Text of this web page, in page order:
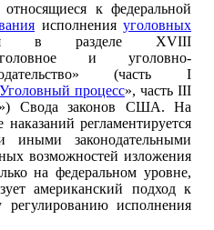
к федеральной
исполнения уголовных
в разделе XVIII
и уголовно-
(часть I
Уголовный процесс», часть III
Свода законов США. На
регламентируется
иными законодательными
возможностей изложения
на федеральном уровне,
американский подход к
исполнения